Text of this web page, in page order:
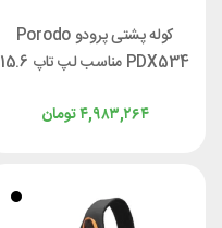
کوله پشتی پرودو Porodo
PDX534 مناسب لپ تاپ 15.6
تومان۴,۹۸۳,۲۶۴